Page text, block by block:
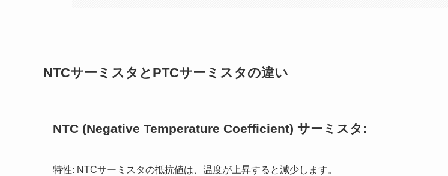
NTCサーミスタとPTCサーミスタの違い
NTC (Negative Temperature Coefficient) サーミスタ:
特性: NTCサーミスタの抵抗値は、温度が上昇すると減少します。